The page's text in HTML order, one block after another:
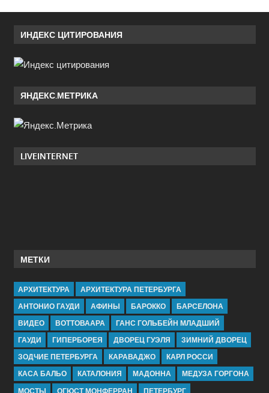
ИНДЕКС ЦИТИРОВАНИЯ
ЯНДЕКС.МЕТРИКА
LIVEINTERNET
МЕТКИ
АРХИТЕКТУРА
АРХИТЕКТУРА ПЕТЕРБУРГА
АНТОНИО ГАУДИ
АФИНЫ БАРОККО
БАРСЕЛОНА
ВИДЕО
ВОТТОВААРА
ГАНС ГОЛЬБЕЙН МЛАДШИЙ
ГАУДИ
ГИПЕРБОРЕЯ ДВОРЕЦ ГУЭЛЯ
ЗИМНИЙ ДВОРЕЦ
ЗОДЧИЕ ПЕТЕРБУРГА
КАРАВАДЖО
КАРЛ РОССИ
КАСА БАЛЬО
КАТАЛОНИЯ МАДОННА
МЕДУЗА ГОРГОНА
МОСТЫ
ОГЮСТ МОНФЕРРАН ПЕТЕРБУРГ